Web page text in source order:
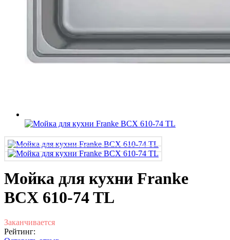
Мойка для кухни Franke
BCX 610-74 TL
Заканчивается
Рейтинг: